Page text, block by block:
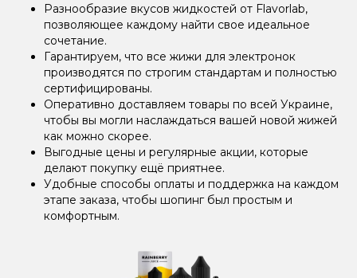
Разнообразие вкусов жидкостей от Flavorlab,
позволяющее каждому найти свое идеальное
сочетание.
Гарантируем, что все жижи для электронок
производятся по строгим стандартам и полностью
сертифицированы.
Оперативно доставляем товары по всей Украине,
чтобы вы могли наслаждаться вашей новой жижей
как можно скорее.
Выгодные цены и регулярные акции, которые
делают покупку ещё приятнее.
Удобные способы оплаты и поддержка на каждом
этапе заказа, чтобы шопинг был простым и
комфортным.